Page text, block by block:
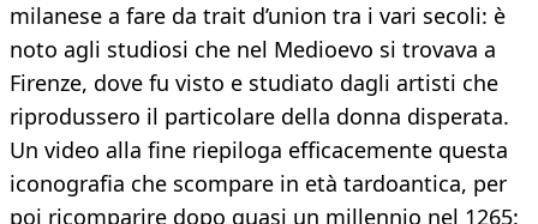
milanese a fare da trait d’union tra i vari secoli: è
noto agli studiosi che nel Medioevo si trovava a
Firenze, dove fu visto e studiato dagli artisti che
riprodussero il particolare della donna disperata.
Un video alla fine riepiloga efficacemente questa
iconografia che scompare in età tardoantica, per
poi ricomparire dopo quasi un millennio nel 1265: